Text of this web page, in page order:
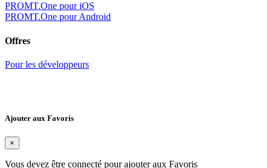
PROMT.One pour iOS
PROMT.One pour Android
Offres
Pour les développeurs
Ajouter aux Favoris
×
Vous devez être connecté pour ajouter aux Favoris